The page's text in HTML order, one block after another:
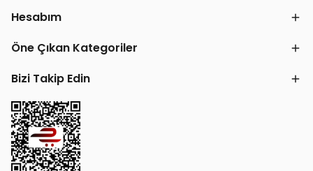
Hesabım
Öne Çıkan Kategoriler
Bizi Takip Edin